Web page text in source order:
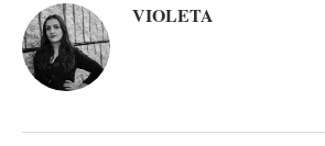
VIOLETA